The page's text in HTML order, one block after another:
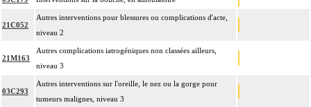
21C052
Autres interventions pour blessures ou complications d'acte,
niveau 2
21M163
Autres complications iatrogéniques non classées ailleurs,
niveau 3
03C293
Autres interventions sur l'oreille, le nez ou la gorge pour
tumeurs malignes, niveau 3